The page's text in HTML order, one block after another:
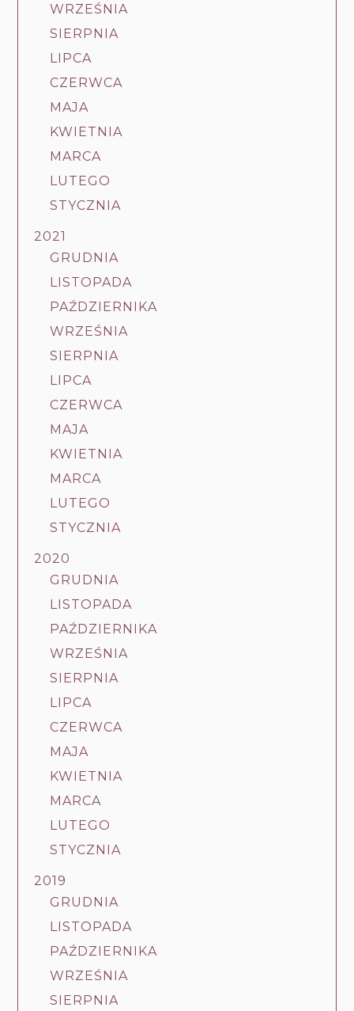
WRZEŚNIA
SIERPNIA
LIPCA
CZERWCA
MAJA
KWIETNIA
MARCA
LUTEGO
STYCZNIA
2021
GRUDNIA
LISTOPADA
PAŹDZIERNIKA
WRZEŚNIA
SIERPNIA
LIPCA
CZERWCA
MAJA
KWIETNIA
MARCA
LUTEGO
STYCZNIA
2020
GRUDNIA
LISTOPADA
PAŹDZIERNIKA
WRZEŚNIA
SIERPNIA
LIPCA
CZERWCA
MAJA
KWIETNIA
MARCA
LUTEGO
STYCZNIA
2019
GRUDNIA
LISTOPADA
PAŹDZIERNIKA
WRZEŚNIA
SIERPNIA